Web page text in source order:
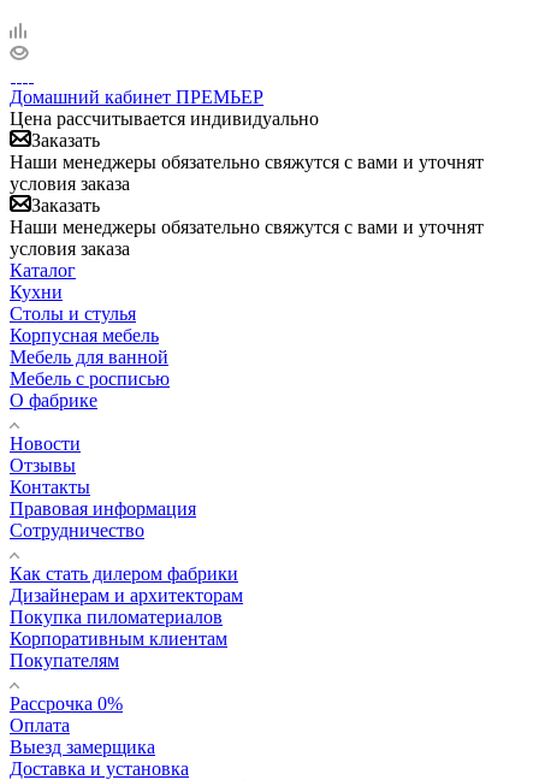
Домашний кабинет ПРЕМЬЕР
Цена рассчитывается индивидуально
Заказать
Наши менеджеры обязательно свяжутся с вами и уточнят
условия заказа
Заказать
Наши менеджеры обязательно свяжутся с вами и уточнят
условия заказа
Каталог
Кухни
Столы и стулья
Корпусная мебель
Мебель для ванной
Мебель с росписью
О фабрике
Новости
Отзывы
Контакты
Правовая информация
Сотрудничество
Как стать дилером фабрики
Дизайнерам и архитекторам
Покупка пиломатериалов
Корпоративным клиентам
Покупателям
Рассрочка 0%
Оплата
Выезд замерщика
Доставка и установка